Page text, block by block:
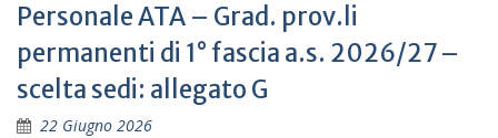
Personale ATA – Grad. prov.li
permanenti di 1° fascia a.s. 2026/27 –
scelta sedi: allegato G
22 Giugno 2026